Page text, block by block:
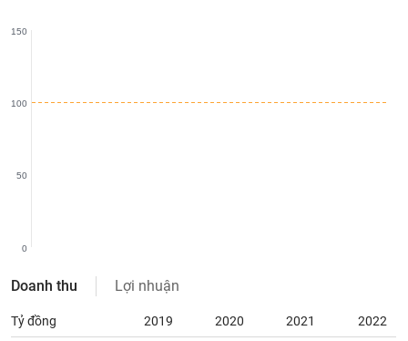
0
50
100
150
Doanh thu Lợi nhuận
Tỷ đồng 2019 2020 2021
2022
tài
đầu